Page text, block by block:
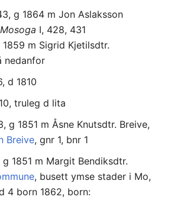
g 1864 m Jon Aslaksson
Mosoga I, 428, 431
1859 m Sigrid Kjetilsdtr.
nedanfor
d 1810
truleg d lita
g 1851 m Åsne Knutsdtr. Breive,
Breive, gnr 1, bnr 1
g 1851 m Margit Bendiksdtr.
, busett ymse stader i Mo,
4 born 1862, born: